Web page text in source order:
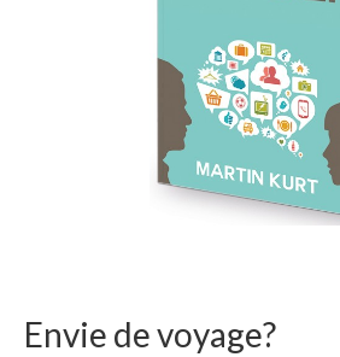
Envie de voyage?